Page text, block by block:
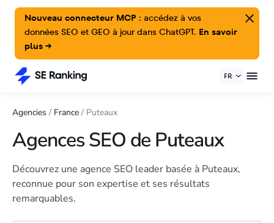
Nouveau connecteur MCP : accédez à vos
données SEO et GEO à jour dans ChatGPT. En savoir
plus →
FR
Agencies / France / Puteaux
Agences SEO de Puteaux
Découvrez une agence SEO leader basée à Puteaux,
reconnue pour son expertise et ses résultats
remarquables.